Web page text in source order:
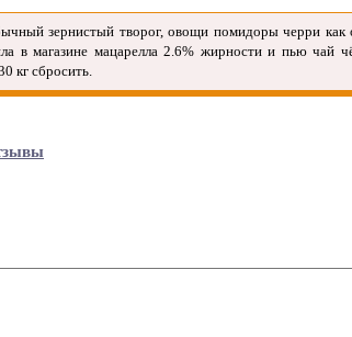
зернистый творог, овощи помидоры черри как
в магазине мацарелла 2.6% жирности и пью чай
кг сбросить.